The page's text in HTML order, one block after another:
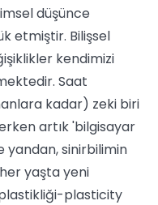
düşünce
etmiştir. Bilişsel
kendimizi
Saat
kadar) zeki biri
artık 'bilgisayar
yandan, sinirbilimin
yaşta yeni
plasticity